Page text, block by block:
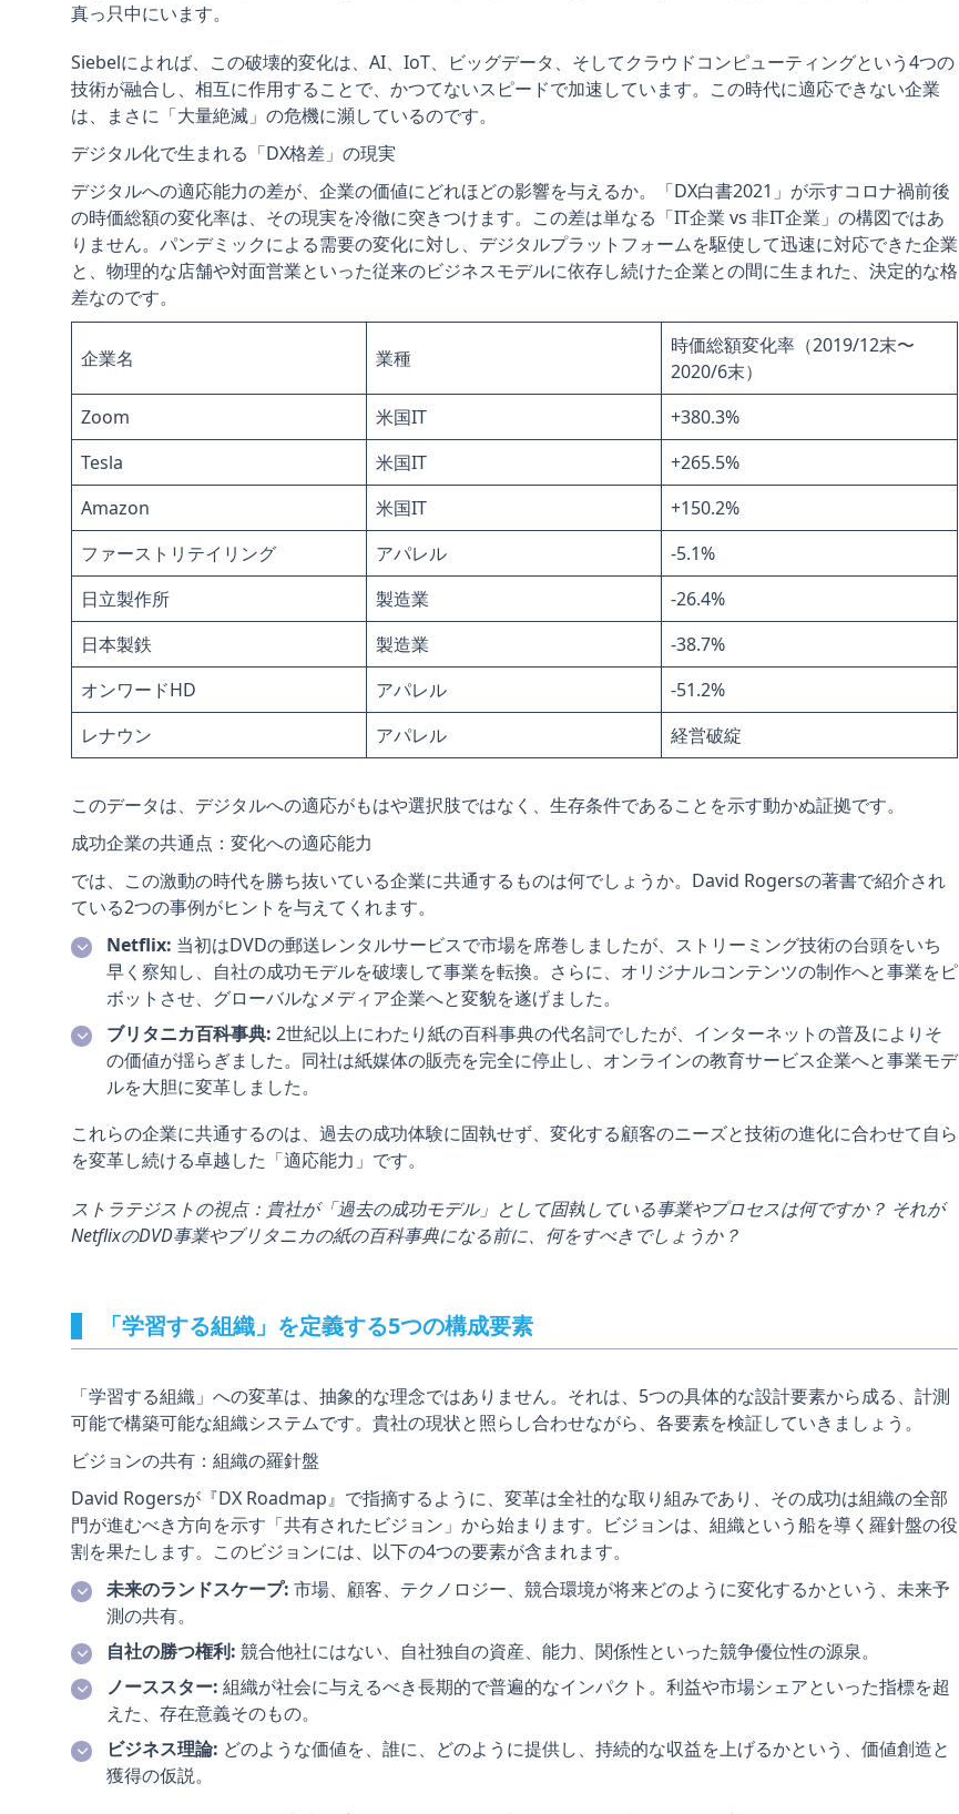
真っ只中にいます。
Siebelによれば、この破壊的変化は、AI、IoT、ビッグデータ、そしてクラウドコンピューティングという4つの
技術が融合し、相互に作用することで、かつてないスピードで加速しています。この時代に適応できない企業
は、まさに「大量絶滅」の危機に瀕しているのです。
デジタル化で生まれる「DX格差」の現実
デジタルへの適応能力の差が、企業の価値にどれほどの影響を与えるか。「DX白書2021」が示すコロナ禍前後
の時価総額の変化率は、その現実を冷徹に突きつけます。この差は単なる「IT企業 vs 非IT企業」の構図ではあ
りません。パンデミックによる需要の変化に対し、デジタルプラットフォームを駆使して迅速に対応できた企業
と、物理的な店舗や対面営業といった従来のビジネスモデルに依存し続けた企業との間に生まれた、決定的な格
差なのです。
企業名 業種
時価総額変化率（2019/12末〜
2020/6末）
Zoom
米国IT
+380.3%
Tesla
米国IT
+265.5%
Amazon
米国IT
+150.2%
ファーストリテイリング
アパレル
-5.1%
日立製作所
製造業
-26.4%
日本製鉄
製造業
-38.7%
オンワードHD
アパレル
-51.2%
レナウン
アパレル 経営破綻
このデータは、デジタルへの適応がもはや選択肢ではなく、生存条件であることを示す動かぬ証拠です。
成功企業の共通点：変化への適応能力
では、この激動の時代を勝ち抜いている企業に共通するものは何でしょうか。David Rogersの著書で紹介され
ている2つの事例がヒントを与えてくれます。
Netflix: 当初はDVDの郵送レンタルサービスで市場を席巻しましたが、ストリーミング技術の台頭をいち
早く察知し、自社の成功モデルを破壊して事業を転換。さらに、オリジナルコンテンツの制作へと事業をピ
ボットさせ、グローバルなメディア企業へと変貌を遂げました。
ブリタニカ百科事典: 2世紀以上にわたり紙の百科事典の代名詞でしたが、インターネットの普及によりそ
の価値が揺らぎました。同社は紙媒体の販売を完全に停止し、オンラインの教育サービス企業へと事業モデ
ルを大胆に変革しました。
これらの企業に共通するのは、過去の成功体験に固執せず、変化する顧客のニーズと技術の進化に合わせて自ら
を変革し続ける卓越した「適応能力」です。
ストラテジストの視点：貴社が「過去の成功モデル」として固執している事業やプロセスは何ですか？ それが
NetflixのDVD事業やブリタニカの紙の百科事典になる前に、何をすべきでしょうか？
「学習する組織」を定義する5つの構成要素
「学習する組織」への変革は、抽象的な理念ではありません。それは、5つの具体的な設計要素から成る、計測
可能で構築可能な組織システムです。貴社の現状と照らし合わせながら、各要素を検証していきましょう。
ビジョンの共有：組織の羅針盤
David Rogersが『DX Roadmap』で指摘するように、変革は全社的な取り組みであり、その成功は組織の全部
門が進むべき方向を示す「共有されたビジョン」から始まります。ビジョンは、組織という船を導く羅針盤の役
割を果たします。このビジョンには、以下の4つの要素が含まれます。
未来のランドスケープ: 市場、顧客、テクノロジー、競合環境が将来どのように変化するかという、未来予
測の共有。
自社の勝つ権利: 競合他社にはない、自社独自の資産、能力、関係性といった競争優位性の源泉。
ノーススター: 組織が社会に与えるべき長期的で普遍的なインパクト。利益や市場シェアといった指標を超
えた、存在意義そのもの。
ビジネス理論: どのような価値を、誰に、どのように提供し、持続的な収益を上げるかという、価値創造と
獲得の仮説。